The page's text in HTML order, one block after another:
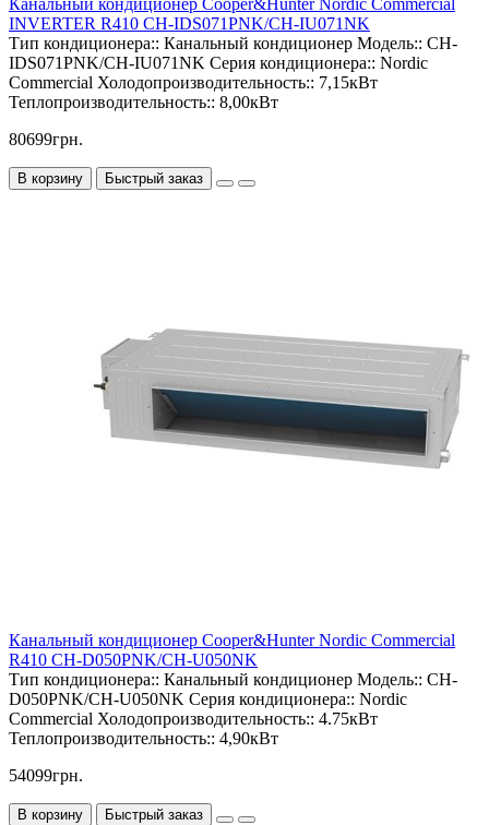
Канальный кондиционер Cooper&Hunter Nordic Commercial
INVERTER R410 CH-IDS071PNK/CH-IU071NK
Тип кондиционера:: Канальный кондиционер Модель:: CH-
IDS071PNK/CH-IU071NK Серия кондиционера:: Nordic
Commercial Холодопроизводительность:: 7,15кВт
Теплопроизводительность:: 8,00кВт
80699грн.
В корзину Быстрый заказ
Канальный кондиционер Cooper&Hunter Nordic Commercial
R410 CH-D050PNK/CH-U050NK
Тип кондиционера:: Канальный кондиционер Модель:: CH-
D050PNK/CH-U050NK Серия кондиционера:: Nordic
Commercial Холодопроизводительность:: 4.75кВт
Теплопроизводительность:: 4,90кВт
54099грн.
В корзину Быстрый заказ